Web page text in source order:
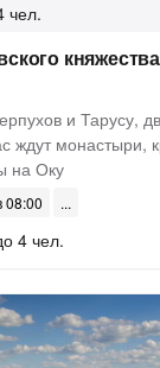
чел.
и Тарусу,
ждут монастыри,
на Оку
08:00
4 чел.